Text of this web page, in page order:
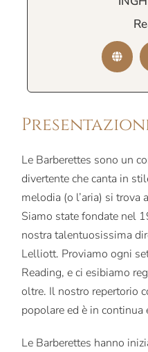
Le Barberettes sono un
divertente che canta in
melodia (o l’aria) si trova
Siamo state fondate nel
nostra talentuosissima
Lelliott. Proviamo ogni
Reading, e ci esibiamo
oltre. Il nostro repertorio
popolare ed è in continua
Le Barberettes hanno